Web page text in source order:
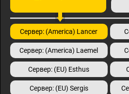
Сервер: (America) Lancer
Сервер: (America) Laemel
Сервер: (EU) Esthus
Сервер: (EU) Sergis